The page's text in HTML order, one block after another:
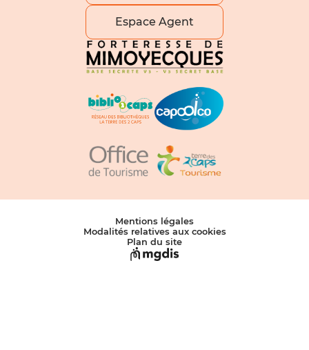
Espace Agent
Mentions légales
Modalités relatives aux cookies
Plan du site